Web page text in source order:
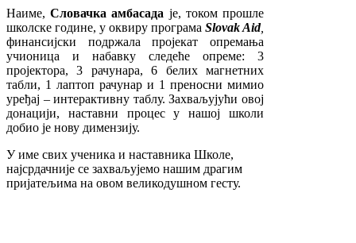
Наиме,Словачка амбасада је, током прошле
школске године, у оквиру програма Slovak Aid,
финансијски подржала пројекат опремања
учионица и набавку следеће опреме: 3
пројектора, 3 рачунара, 6 белих магнетних
табли, 1 лаптоп рачунар и 1 преносни мимио
уређај – интерактивну таблу. Захваљујући овој
донацији, наставни процес у нашој школи
добио је нову димензију.
У име свих ученика и наставника Школе,
најсрдачније се захваљујемо нашим драгим
пријатељима на овом великодушном гесту.